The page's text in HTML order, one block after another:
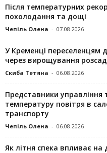
Після температурних
похолодання та дощі
Чепіль Олена - 07.08.2026
У Кременці переселенцям
через вирощування
Скиба Тетяна - 06.08.2026
Представники управління
температуру повітря в
транспорту
Чепіль Олена - 06.08.2026
Як літня спека впливає